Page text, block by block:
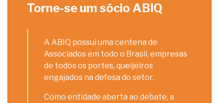
Torne-se um sócio ABIQ
A ABIQ possui uma centena de
Associados em todo o Brasil, empresas
de todos os portes, queijeiros
engajados na defesa do setor.
Como entidade aberta ao debate, a